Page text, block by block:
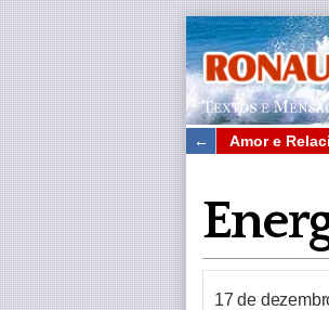
← Amor e
17 de